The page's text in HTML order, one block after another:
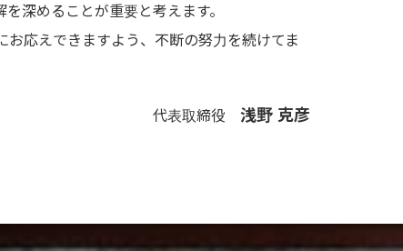
深めることが重要と考えます。
応えできますよう、不断の努力を続けてま
代表取締役 浅野 克彦